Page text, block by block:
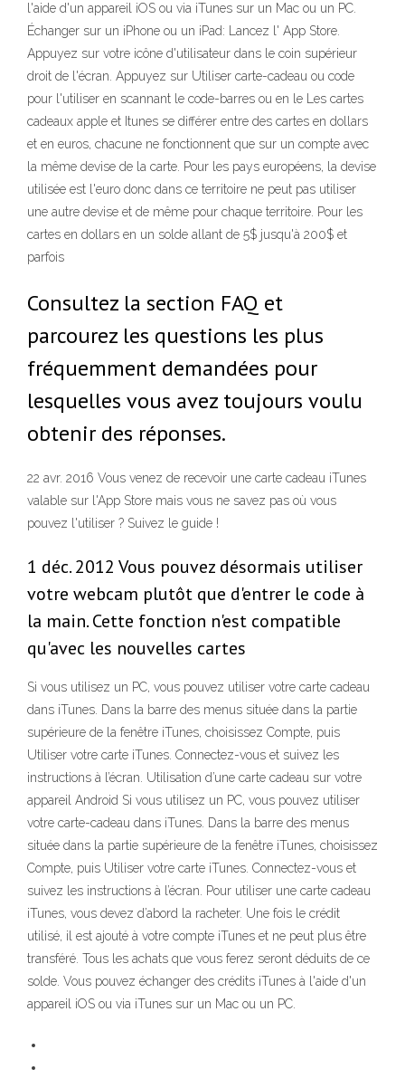
l'aide d'un appareil iOS ou via iTunes sur un Mac ou un PC.
Échanger sur un iPhone ou un iPad: Lancez l' App Store.
Appuyez sur votre icône d'utilisateur dans le coin supérieur
droit de l'écran. Appuyez sur Utiliser carte-cadeau ou code
pour l'utiliser en scannant le code-barres ou en le Les cartes
cadeaux apple et Itunes se différer entre des cartes en dollars
et en euros, chacune ne fonctionnent que sur un compte avec
la même devise de la carte. Pour les pays européens, la devise
utilisée est l'euro donc dans ce territoire ne peut pas utiliser
une autre devise et de même pour chaque territoire. Pour les
cartes en dollars en un solde allant de 5$ jusqu'à 200$ et
parfois
Consultez la section FAQ et
parcourez les questions les plus
fréquemment demandées pour
lesquelles vous avez toujours voulu
obtenir des réponses.
22 avr. 2016 Vous venez de recevoir une carte cadeau iTunes
valable sur l'App Store mais vous ne savez pas où vous
pouvez l'utiliser ? Suivez le guide !
1 déc. 2012 Vous pouvez désormais utiliser
votre webcam plutôt que d'entrer le code à
la main. Cette fonction n'est compatible
qu'avec les nouvelles cartes
Si vous utilisez un PC, vous pouvez utiliser votre carte cadeau
dans iTunes. Dans la barre des menus située dans la partie
supérieure de la fenêtre iTunes, choisissez Compte, puis
Utiliser votre carte iTunes. Connectez-vous et suivez les
instructions à l’écran. Utilisation d’une carte cadeau sur votre
appareil Android Si vous utilisez un PC, vous pouvez utiliser
votre carte-cadeau dans iTunes. Dans la barre des menus
située dans la partie supérieure de la fenêtre iTunes, choisissez
Compte, puis Utiliser votre carte iTunes. Connectez-vous et
suivez les instructions à l’écran. Pour utiliser une carte cadeau
iTunes, vous devez d’abord la racheter. Une fois le crédit
utilisé, il est ajouté à votre compte iTunes et ne peut plus être
transféré. Tous les achats que vous ferez seront déduits de ce
solde. Vous pouvez échanger des crédits iTunes à l'aide d'un
appareil iOS ou via iTunes sur un Mac ou un PC.